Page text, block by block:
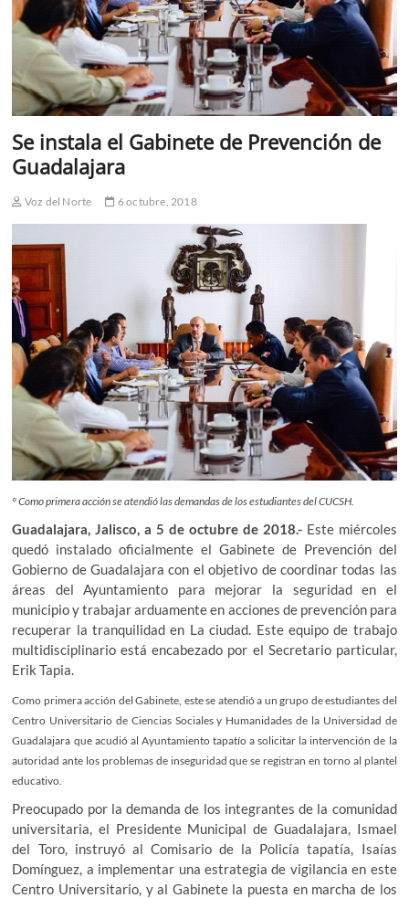
Se instala el Gabinete de Prevención de
Guadalajara
Voz del Norte 6 octubre, 2018
° Como primera acción se atendió las demandas de los estudiantes del CUCSH.
Guadalajara, Jalisco, a 5 de octubre de 2018.-Este miércoles
quedó instalado oficialmente el Gabinete de Prevención del
Gobierno de Guadalajara con el objetivo de coordinar todas las
áreas del Ayuntamiento para mejorar la seguridad en el
municipio y trabajar arduamente en acciones de prevención para
recuperar la tranquilidad en La ciudad. Este equipo de trabajo
multidisciplinario está encabezado por el Secretario particular,
Erik Tapia.
Como primera acción del Gabinete, este se atendió a un grupo de estudiantes del
Centro Universitario de Ciencias Sociales y Humanidades de la Universidad de
Guadalajara que acudió al Ayuntamiento tapatío a solicitar la intervención de la
autoridad ante los problemas de inseguridad que se registran en torno al plantel
educativo.
Preocupado por la demanda de los integrantes de la comunidad
universitaria, el Presidente Municipal de Guadalajara, Ismael
del Toro, instruyó al Comisario de la Policía tapatía, Isaías
Domínguez, a implementar una estrategia de vigilancia en este
Centro Universitario, y al Gabinete la puesta en marcha de los